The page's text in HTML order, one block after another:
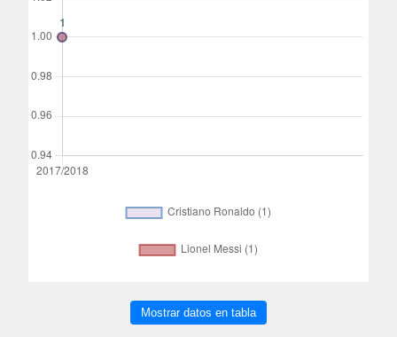
Mostrar datos en tabla